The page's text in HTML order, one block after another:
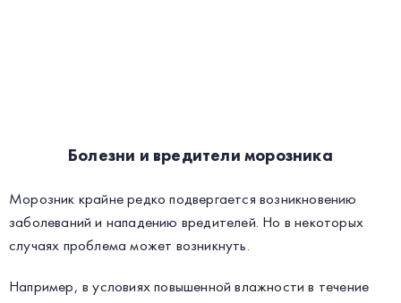
Болезни и вредители морозника
Морозник крайне редко подвергается возникновению
заболеваний и нападению вредителей. Но в некоторых
случаях проблема может возникнуть.
Например, в условиях повышенной влажности в течение